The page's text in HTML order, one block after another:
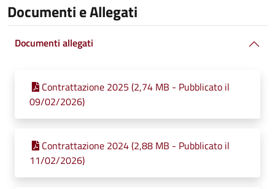
Documenti e Allegati
Documenti allegati
Contrattazione 2025 (2,74 MB - Pubblicato il
09/02/2026)
Contrattazione 2024 (2,88 MB - Pubblicato il
11/02/2026)